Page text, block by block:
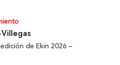
de Ekin 2026 –